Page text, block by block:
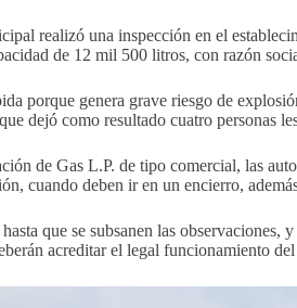
realizó una inspección en el
de 12 mil 500 litros, con razón
porque genera grave riesgo de
dejó como resultado cuatro personas
de Gas L.P. de tipo comercial, las
cuando deben ir en un encierro,
que se subsanen las
acreditar el legal funcionamiento